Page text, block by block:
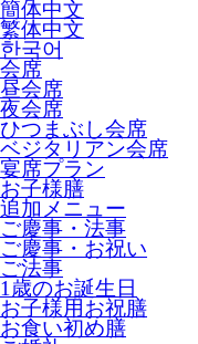
簡体中文
繁体中文
한국어
会席
昼会席
夜会席
ひつまぶし会席
ベジタリアン会席
宴席プラン
お子様膳
追加メニュー
ご慶事・法事
ご慶事・お祝い
ご法事
1歳のお誕生日
お子様用お祝膳
お食い初め膳